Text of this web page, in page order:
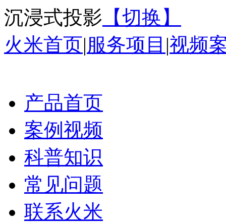
沉浸式投影 【切换】
火米首页|服务项目 |视频
产品首页
案例视频
科普知识
常见问题
联系火米